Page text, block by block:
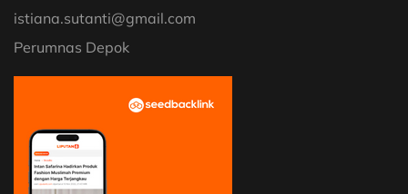
istiana.sutanti@gmail.com
Perumnas Depok